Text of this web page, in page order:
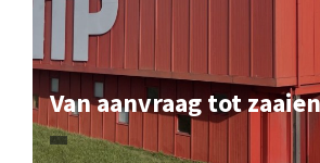
Van aanvraag tot zaaien